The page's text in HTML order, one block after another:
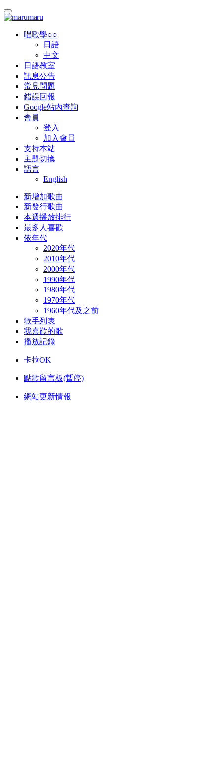
唱歌學○○
日語
中文
日語教室
訊息公告
常見問題
錯誤回報
Google站內查詢
會員
登入
加入會員
支持本站
主題切換
語言
English
新增加歌曲
新發行歌曲
本週播放排行
最多人喜歡
依年代
2020年代
2010年代
2000年代
1990年代
1980年代
1970年代
1960年代及之前
歌手列表
我喜歡的歌
播放記錄
卡拉OK
點歌留言板(暫停)
網站更新情報